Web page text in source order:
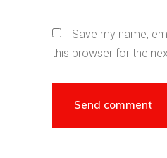
Save my name,
this browser for the